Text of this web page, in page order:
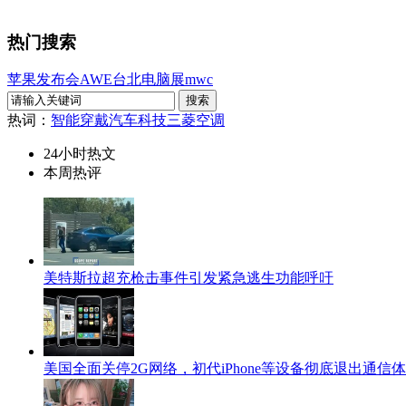
热门搜索
苹果发布会AWE台北电脑展mwc
热词： 智能穿戴汽车科技三菱空调
24小时热文
本周热评
美特斯拉超充枪击事件引发紧急逃生功能呼吁
美国全面关停2G网络，初代iPhone等设备彻底退出通信